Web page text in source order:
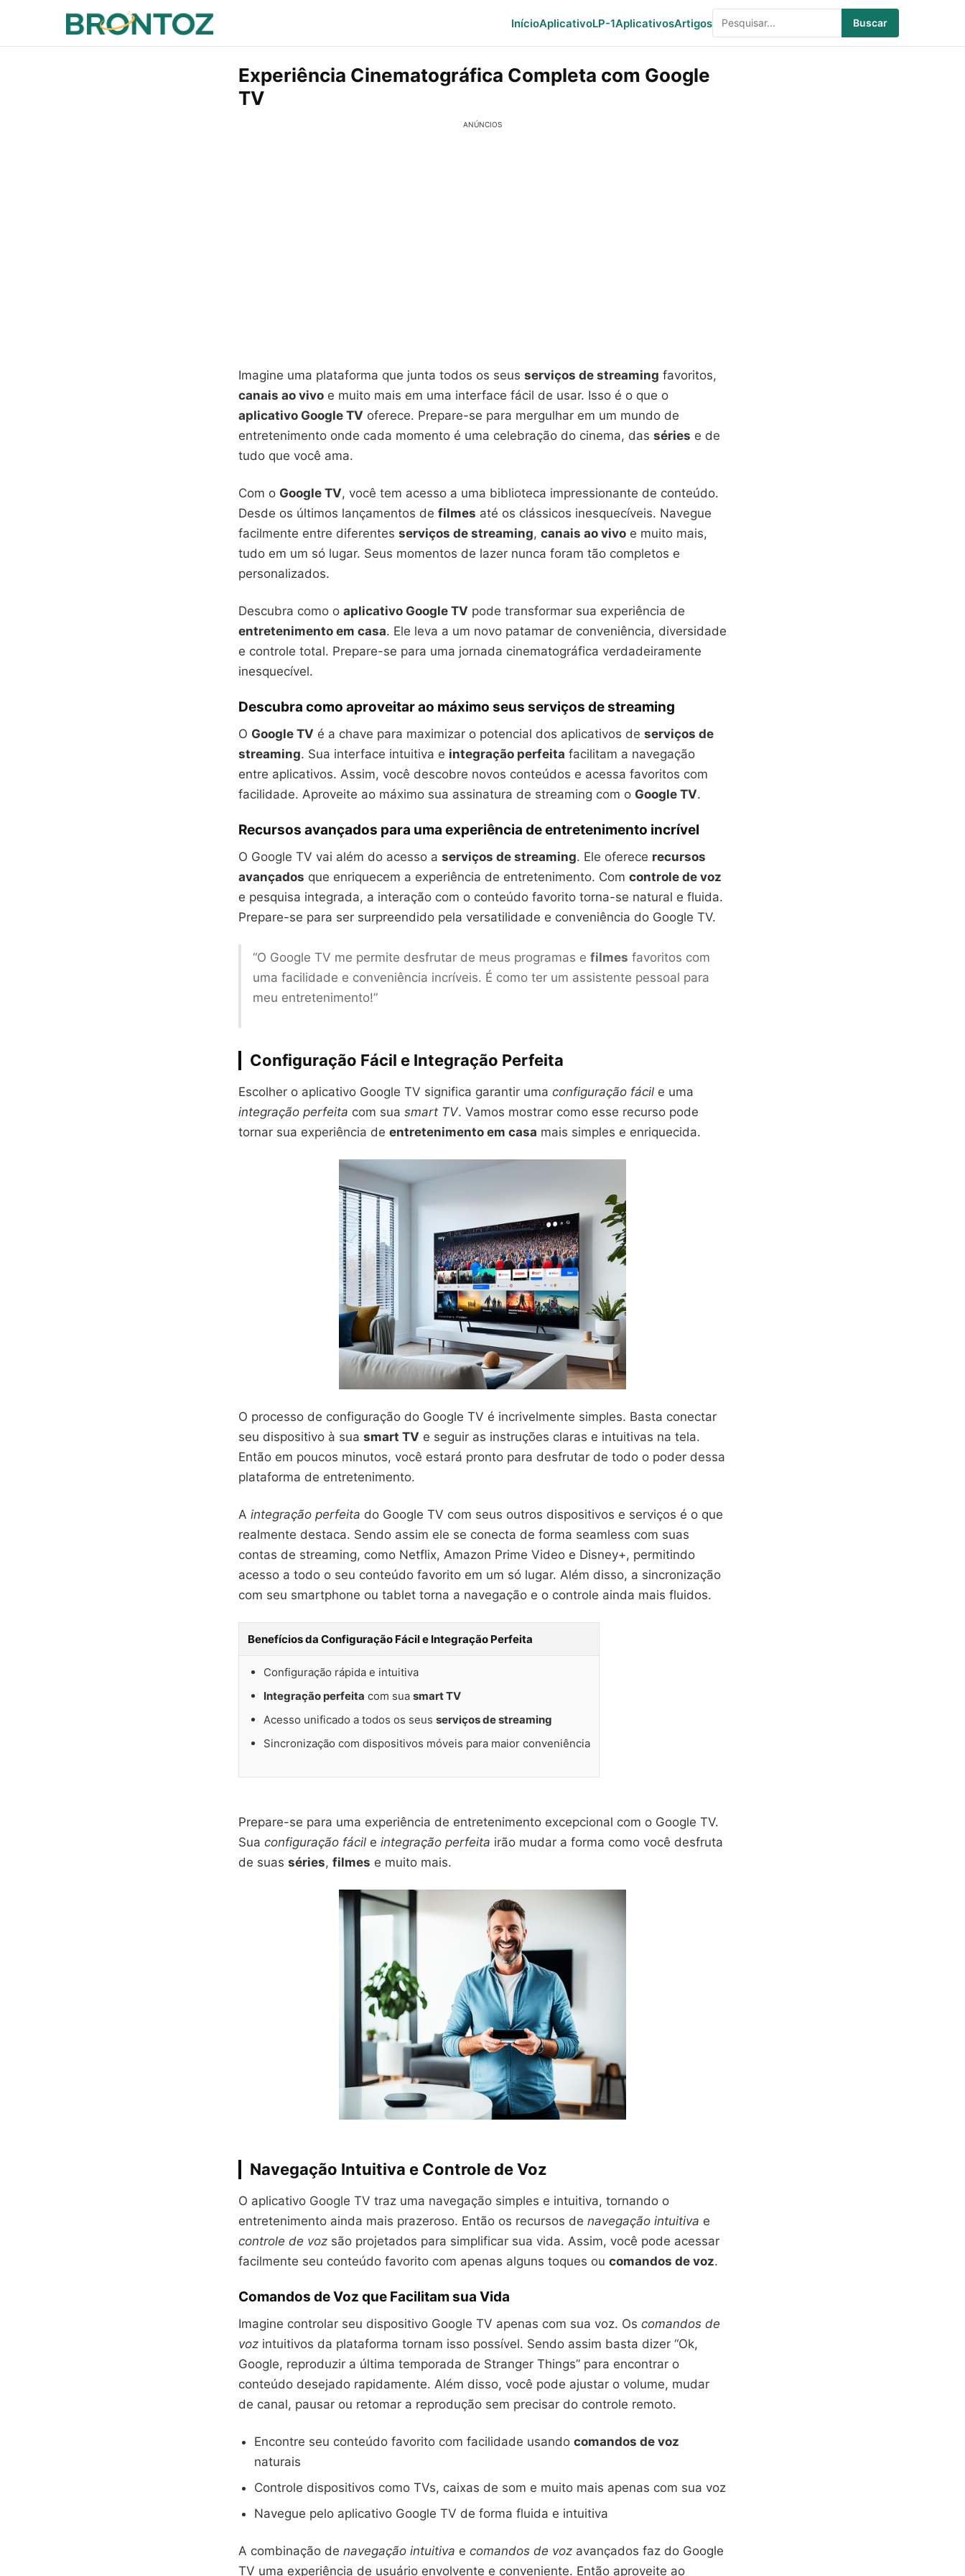
InícioAplicativoLP-1AplicativosArtigos Buscar
Experiência Cinematográfica Completa com Google
TV
ANÚNCIOS
Imagine uma plataforma que junta todos os seus serviços de streaming favoritos,
canais ao vivo e muito mais em uma interface fácil de usar. Isso é o que o
aplicativo Google TV oferece. Prepare-se para mergulhar em um mundo de
entretenimento onde cada momento é uma celebração do cinema, das séries e de
tudo que você ama.
Com o Google TV, você tem acesso a uma biblioteca impressionante de conteúdo.
Desde os últimos lançamentos de filmes até os clássicos inesquecíveis. Navegue
facilmente entre diferentes serviços de streaming, canais ao vivo e muito mais,
tudo em um só lugar. Seus momentos de lazer nunca foram tão completos e
personalizados.
Descubra como o aplicativo Google TV pode transformar sua experiência de
entretenimento em casa. Ele leva a um novo patamar de conveniência, diversidade
e controle total. Prepare-se para uma jornada cinematográfica verdadeiramente
inesquecível.
Descubra como aproveitar ao máximo seus serviços de streaming
O Google TV é a chave para maximizar o potencial dos aplicativos de serviços de
streaming. Sua interface intuitiva e integração perfeita facilitam a navegação
entre aplicativos. Assim, você descobre novos conteúdos e acessa favoritos com
facilidade. Aproveite ao máximo sua assinatura de streaming com o Google TV.
Recursos avançados para uma experiência de entretenimento incrível
O Google TV vai além do acesso a serviços de streaming. Ele oferece recursos
avançados que enriquecem a experiência de entretenimento. Com controle de voz
e pesquisa integrada, a interação com o conteúdo favorito torna-se natural e fluida.
Prepare-se para ser surpreendido pela versatilidade e conveniência do Google TV.
“O Google TV me permite desfrutar de meus programas e filmes favoritos com
uma facilidade e conveniência incríveis. É como ter um assistente pessoal para
meu entretenimento!”
Configuração Fácil e Integração Perfeita
Escolher o aplicativo Google TV significa garantir uma configuração fácil e uma
integração perfeita com sua smart TV. Vamos mostrar como esse recurso pode
tornar sua experiência de entretenimento em casa mais simples e enriquecida.
O processo de configuração do Google TV é incrivelmente simples. Basta conectar
seu dispositivo à sua smart TV e seguir as instruções claras e intuitivas na tela.
Então em poucos minutos, você estará pronto para desfrutar de todo o poder dessa
plataforma de entretenimento.
A integração perfeita do Google TV com seus outros dispositivos e serviços é o que
realmente destaca. Sendo assim ele se conecta de forma seamless com suas
contas de streaming, como Netflix, Amazon Prime Video e Disney+, permitindo
acesso a todo o seu conteúdo favorito em um só lugar. Além disso, a sincronização
com seu smartphone ou tablet torna a navegação e o controle ainda mais fluidos.
Benefícios da Configuração Fácil e Integração Perfeita
Configuração rápida e intuitiva
Integração perfeita com sua smart TV
Acesso unificado a todos os seus serviços de streaming
Sincronização com dispositivos móveis para maior conveniência
Prepare-se para uma experiência de entretenimento excepcional com o Google TV.
Sua configuração fácil e integração perfeita irão mudar a forma como você desfruta
de suas séries, filmes e muito mais.
Navegação Intuitiva e Controle de Voz
O aplicativo Google TV traz uma navegação simples e intuitiva, tornando o
entretenimento ainda mais prazeroso. Então os recursos de navegação intuitiva e
controle de voz são projetados para simplificar sua vida. Assim, você pode acessar
facilmente seu conteúdo favorito com apenas alguns toques ou comandos de voz.
Comandos de Voz que Facilitam sua Vida
Imagine controlar seu dispositivo Google TV apenas com sua voz. Os comandos de
voz intuitivos da plataforma tornam isso possível. Sendo assim basta dizer “Ok,
Google, reproduzir a última temporada de Stranger Things” para encontrar o
conteúdo desejado rapidamente. Além disso, você pode ajustar o volume, mudar
de canal, pausar ou retomar a reprodução sem precisar do controle remoto.
Encontre seu conteúdo favorito com facilidade usando comandos de voz
naturais
Controle dispositivos como TVs, caixas de som e muito mais apenas com sua voz
Navegue pelo aplicativo Google TV de forma fluida e intuitiva
A combinação de navegação intuitiva e comandos de voz avançados faz do Google
TV uma experiência de usuário envolvente e conveniente. Então aproveite ao